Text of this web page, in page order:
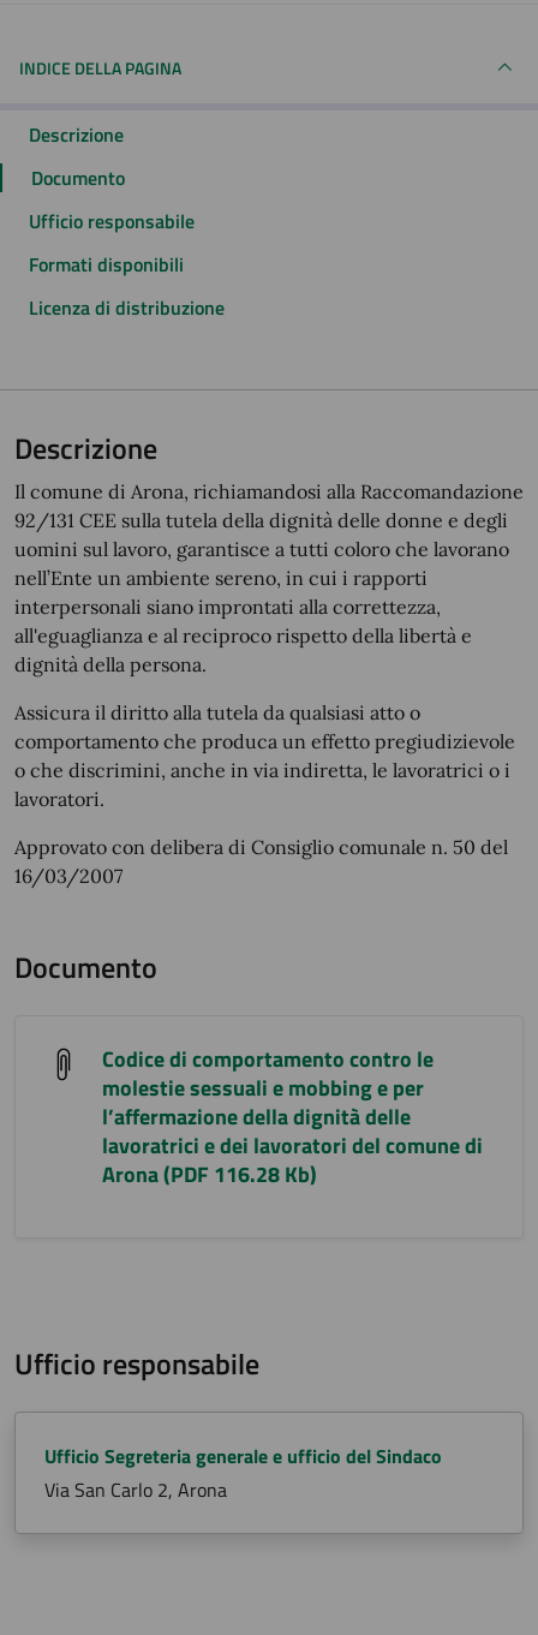
INDICE DELLA PAGINA
Descrizione
Documento
Ufficio responsabile
Formati disponibili
Licenza di distribuzione
Descrizione
Il comune di Arona, richiamandosi alla Raccomandazione
92/131 CEE sulla tutela della dignità delle donne e degli
uomini sul lavoro, garantisce a tutti coloro che lavorano
nell’Ente un ambiente sereno, in cui i rapporti
interpersonali siano improntati alla correttezza,
all'eguaglianza e al reciproco rispetto della libertà e
dignità della persona.
Assicura il diritto alla tutela da qualsiasi atto o
comportamento che produca un effetto pregiudizievole
o che discrimini, anche in via indiretta, le lavoratrici o i
lavoratori.
Approvato con delibera di Consiglio comunale n. 50 del
16/03/2007
Documento
Codice di comportamento contro le
molestie sessuali e mobbing e per
l’affermazione della dignità delle
lavoratrici e dei lavoratori del comune di
Arona (PDF 116.28 Kb)
Ufficio responsabile
Ufficio Segreteria generale e ufficio del Sindaco
Via San Carlo 2, Arona